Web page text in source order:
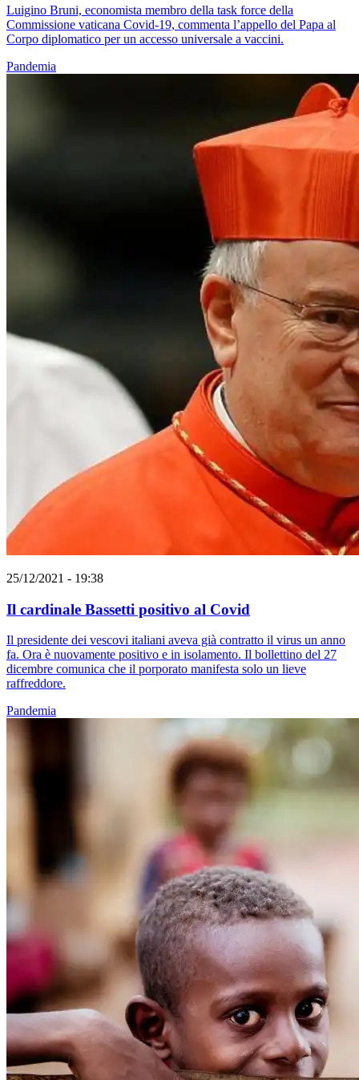
Luigino Bruni, economista membro della task force della
Commissione vaticana Covid-19, commenta l’appello del Papa al
Corpo diplomatico per un accesso universale a vaccini.
Pandemia
25/12/2021 - 19:38
Il cardinale Bassetti positivo al Covid
Il presidente dei vescovi italiani aveva già contratto il virus un anno
fa. Ora è nuovamente positivo e in isolamento. Il bollettino del 27
dicembre comunica che il porporato manifesta solo un lieve
raffreddore.
Pandemia